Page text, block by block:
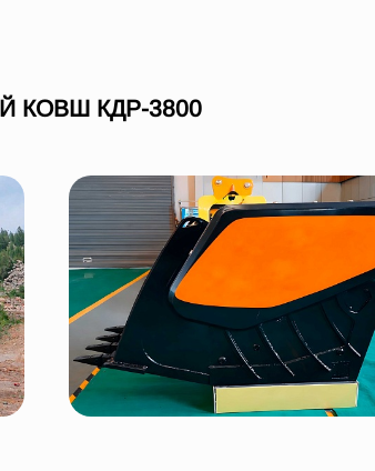
КОВШ КДР-3800